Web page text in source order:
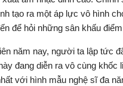
tạo ra một áp lực vô hình
để hỏi những sân khấu
năm nay, người ta lập tức
đang diễn ra vô cùng
với hình mẫu nghệ sĩ đa